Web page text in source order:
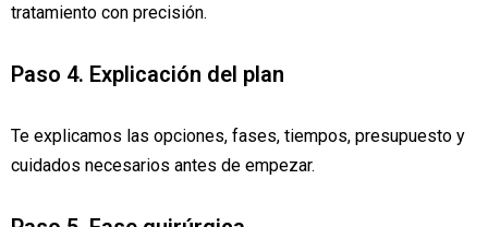
tratamiento con precisión.
Paso 4. Explicación del plan
Te explicamos las opciones, fases, tiempos, presupuesto y
cuidados necesarios antes de empezar.